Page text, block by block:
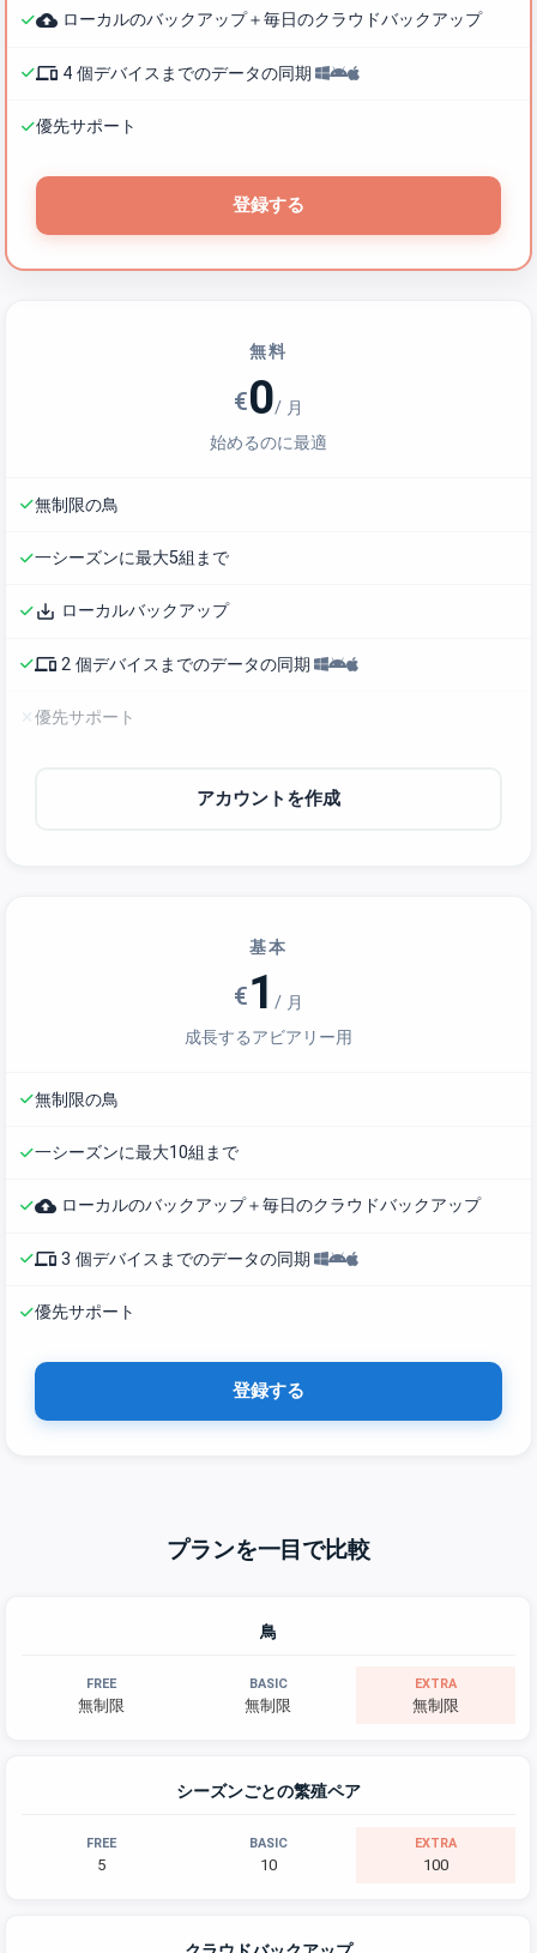
無料
€0/ 月
始めるのに最適
無制限の鳥
一シーズンに最大5組まで
save_alt ローカルバックアップ
phonelink 2 個デバイスまでのデータの同期
優先サポート
アカウントを作成
基本
€1 / 月
成長するアビアリー用
無制限の鳥
一シーズンに最大10組まで
backup ローカルのバックアップ＋毎日のクラウドバックアップ
phonelink 3 個デバイスまでのデータの同期
優先サポート
登録する
backup ローカルのバックアップ＋毎日のクラウドバックアップ
phonelink 4 個デバイスまでのデータの同期
優先サポート
登録する
プランを一目で比較
鳥
無制限 無制限 無制限
シーズンごとの繁殖ペア
5 10 100